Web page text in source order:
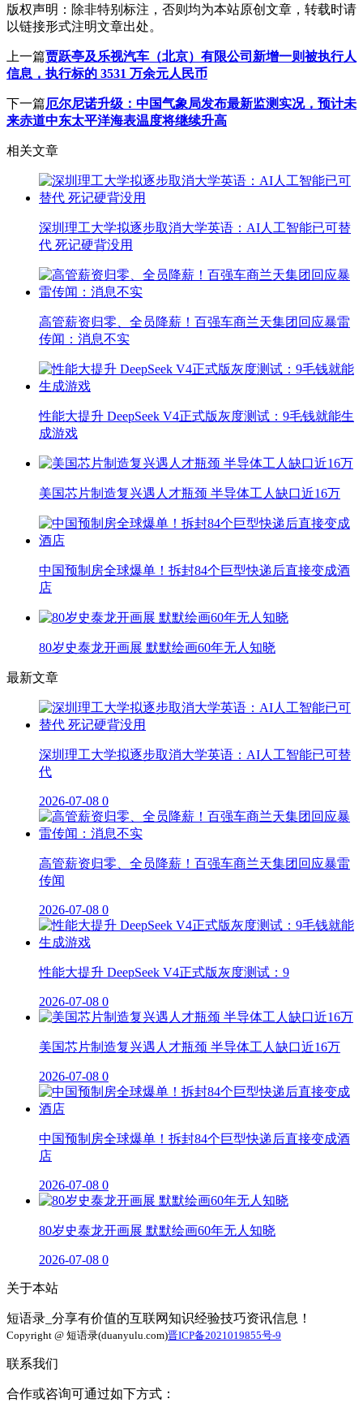
版权声明： 除非特别标注，否则均为本站原创文章，转载时请
以链接形式注明文章出处。
上一篇贾跃亭及乐视汽车（北京）有限公司新增一则被执行人
信息，执行标的 3531 万余元人民币
下一篇厄尔尼诺升级：中国气象局发布最新监测实况，预计未
来赤道中东太平洋海表温度将继续升高
相关文章
深圳理工大学拟逐步取消大学英语：AI人工智能已可替
代 死记硬背没用
高管薪资归零、全员降薪！百强车商兰天集团回应暴雷
传闻：消息不实
性能大提升 DeepSeek V4正式版灰度测试：9毛钱就能生
成游戏
美国芯片制造复兴遇人才瓶颈 半导体工人缺口近16万
中国预制房全球爆单！拆封84个巨型快递后直接变成酒
店
80岁史泰龙开画展 默默绘画60年无人知晓
最新文章
深圳理工大学拟逐步取消大学英语：AI人工智能已可替
代
2026-07-08 0
高管薪资归零、全员降薪！百强车商兰天集团回应暴雷
传闻
2026-07-08 0
性能大提升 DeepSeek V4正式版灰度测试：9
2026-07-08 0
美国芯片制造复兴遇人才瓶颈 半导体工人缺口近16万
2026-07-08 0
中国预制房全球爆单！拆封84个巨型快递后直接变成酒
店
2026-07-08 0
80岁史泰龙开画展 默默绘画60年无人知晓
2026-07-08 0
关于本站
短语录_分享有价值的互联网知识经验技巧资讯信息！
Copyright @ 短语录(duanyulu.com)晋ICP备2021019855号-9
联系我们
合作或咨询可通过如下方式：